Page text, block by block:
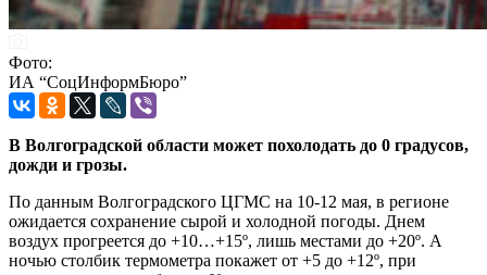
Фото:
ИА “СоцИнформБюро”
В Волгоградской области может похолодать до 0 градусов,
дожди и грозы.
По данным Волгоградского ЦГМС на 10-12 мая, в регионе
ожидается сохранение сырой и холодной погоды. Днем
воздух прогреется до +10…+15º, лишь местами до +20º. А
ночью столбик термометра покажет от +5 до +12º, при